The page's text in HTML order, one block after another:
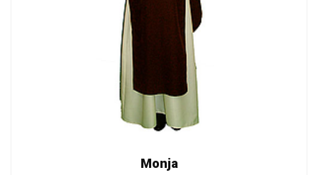
Monja